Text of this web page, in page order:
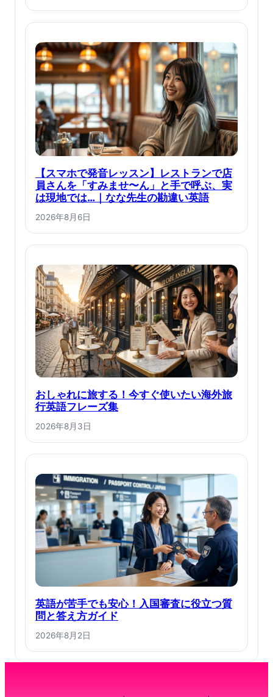
【スマホで発音レッスン】レストランで店
員さんを「すみませ〜ん」と手で呼ぶ、実
は現地では…｜なな先生の勘違い英語
2026年8月6日
おしゃれに旅する！今すぐ使いたい海外旅
行英語フレーズ集
2026年8月3日
英語が苦手でも安心！入国審査に役立つ質
問と答え方ガイド
2026年8月2日